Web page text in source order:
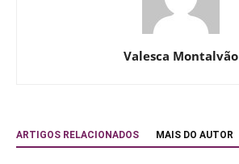
Valesca Montalvão
ARTIGOS RELACIONADOS MAIS DO AUTOR